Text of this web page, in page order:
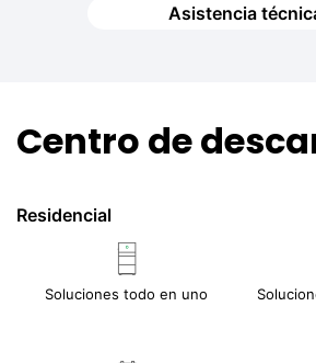
Asistencia
Centro de
Residencial
Soluciones todo en uno